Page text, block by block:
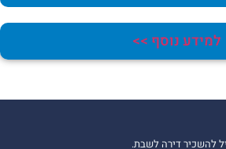
למידע נוסף >>
דירה לשבת.